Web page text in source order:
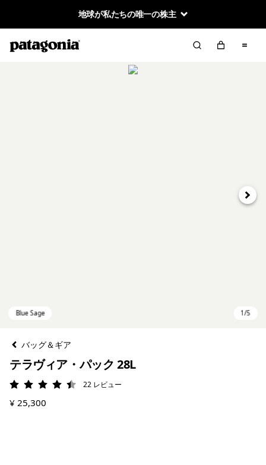
地球が私たちの唯一の株主
次へ
バッグ＆ギア
テラヴィア・パック 28L
評価: 4.5 / 5
22 レビュー
¥ 25,300